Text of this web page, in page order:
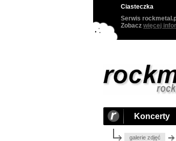
Ciasteczka
Serwis
Zobacz więcej
Koncerty
galerie zdjęć